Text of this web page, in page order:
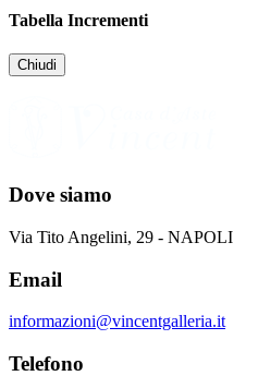
Tabella Incrementi
Chiudi
Dove siamo
Via Tito Angelini, 29 - NAPOLI
Email
informazioni@vincentgalleria.it
Telefono